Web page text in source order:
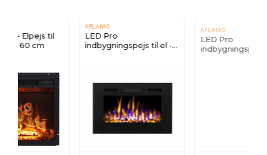
LED Pro
indbygningspejs til el -
indbygningspejs til el -